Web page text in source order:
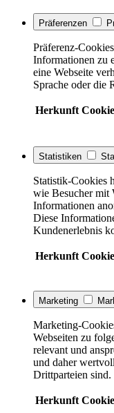
Präferenzen
Präferenz-
Informationen zu
eine Webseite
Sprache oder die
Herkunft Cookie
Statistiken
Statistik-Cookies
wie Besucher mit
Informationen
Diese
Kundenerlebnis
Herkunft Cookie
Marketing
Marketing-
Webseiten zu
relevant und
und daher
Drittparteien sind.
Herkunft Cookie